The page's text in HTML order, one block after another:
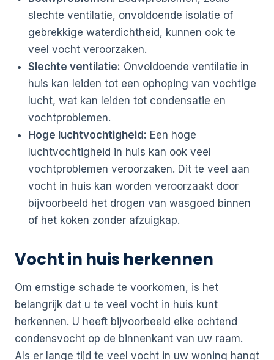
slechte ventilatie, onvoldoende isolatie of
gebrekkige waterdichtheid, kunnen ook te
veel vocht veroorzaken.
Slechte ventilatie: Onvoldoende ventilatie in
huis kan leiden tot een ophoping van vochtige
lucht, wat kan leiden tot condensatie en
vochtproblemen.
Hoge luchtvochtigheid: Een hoge
luchtvochtigheid in huis kan ook veel
vochtproblemen veroorzaken. Dit te veel aan
vocht in huis kan worden veroorzaakt door
bijvoorbeeld het drogen van wasgoed binnen
of het koken zonder afzuigkap.
Vocht in huis herkennen
Om ernstige schade te voorkomen, is het
belangrijk dat u te veel vocht in huis kunt
herkennen. U heeft bijvoorbeeld elke ochtend
condensvocht op de binnenkant van uw raam.
Als er lange tijd te veel vocht in uw woning hangt